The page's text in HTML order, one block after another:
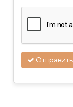
Отправить